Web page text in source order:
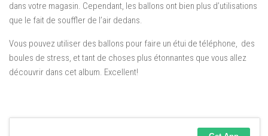
dans votre magasin. Cependant, les ballons ont bien plus d’utilisations
que le fait de souffler de l’air dedans.
Vous pouvez utiliser des ballons pour faire un étui de téléphone, des
boules de stress, et tant de choses plus étonnantes que vous allez
découvrir dans cet album. Excellent!